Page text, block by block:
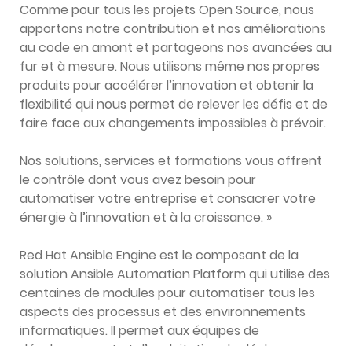
Comme pour tous les projets Open Source, nous
apportons notre contribution et nos améliorations
au code en amont et partageons nos avancées au
fur et à mesure. Nous utilisons même nos propres
produits pour accélérer l’innovation et obtenir la
flexibilité qui nous permet de relever les défis et de
faire face aux changements impossibles à prévoir.
Nos solutions, services et formations vous offrent
le contrôle dont vous avez besoin pour
automatiser votre entreprise et consacrer votre
énergie à l’innovation et à la croissance. »
Red Hat Ansible Engine est le composant de la
solution Ansible Automation Platform qui utilise des
centaines de modules pour automatiser tous les
aspects des processus et des environnements
informatiques. Il permet aux équipes de